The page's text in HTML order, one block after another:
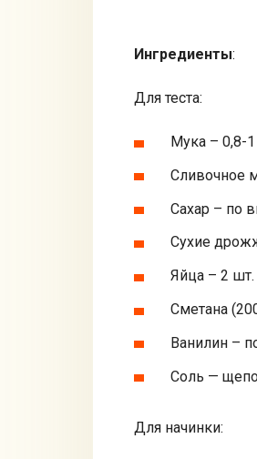
Ингредиенты:
Для теста:
Мука – 0,8-1
Сливочное
Сахар – по
Сухие
Яйца – 2 шт.
Сметана
Ванилин –
Соль —
Для начинки: